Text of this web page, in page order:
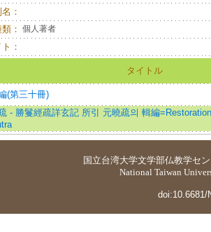
：
： 個人著者
：
タイトル
(第三十冊)
- 勝鬘經疏詳玄記 所引 元曉疏의 輯編
国立台湾大学文学部仏教学セ
National Taiwan
doi:10.6681/